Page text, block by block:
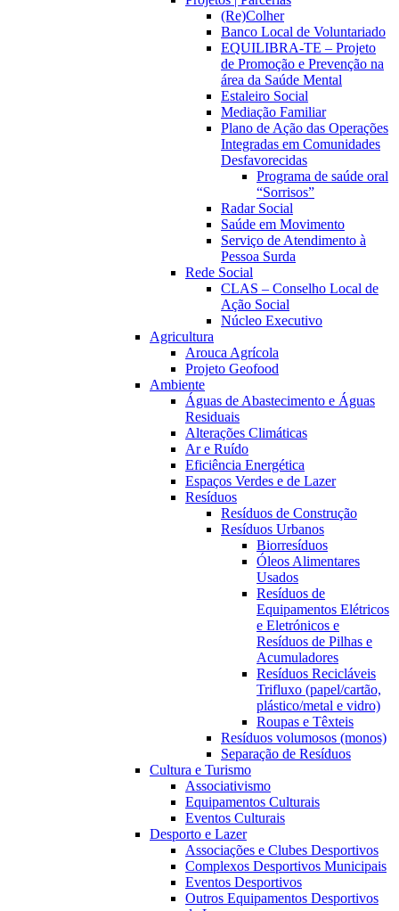
(Re)Colher
Banco Local de Voluntariado
EQUILIBRA-TE – Projeto
de Promoção e Prevenção na
área da Saúde Mental
Estaleiro Social
Mediação Familiar
Plano de Ação das Operações
Integradas em Comunidades
Desfavorecidas
Programa de saúde oral
“Sorrisos”
Radar Social
Saúde em Movimento
Serviço de Atendimento à
Pessoa Surda
Rede Social
CLAS – Conselho Local de
Ação Social
Núcleo Executivo
Agricultura
Arouca Agrícola
Projeto Geofood
Ambiente
Águas de Abastecimento e Águas
Residuais
Alterações Climáticas
Ar e Ruído
Eficiência Energética
Espaços Verdes e de Lazer
Resíduos
Resíduos de Construção
Resíduos Urbanos
Biorresíduos
Óleos Alimentares
Usados
Resíduos de
Equipamentos Elétricos
e Eletrónicos e
Resíduos de Pilhas e
Acumuladores
Resíduos Recicláveis
Trifluxo (papel/cartão,
plástico/metal e vidro)
Roupas e Têxteis
Resíduos volumosos (monos)
Separação de Resíduos
Cultura e Turismo
Associativismo
Equipamentos Culturais
Eventos Culturais
Desporto e Lazer
Associações e Clubes Desportivos
Complexos Desportivos Municipais
Eventos Desportivos
Outros Equipamentos Desportivos